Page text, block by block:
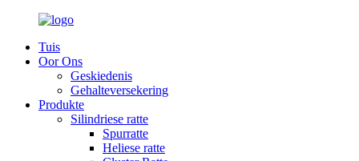
Tuis
Oor Ons
Geskiedenis
Gehalteversekering
Produkte
Silindriese ratte
Spurratte
Heliese ratte